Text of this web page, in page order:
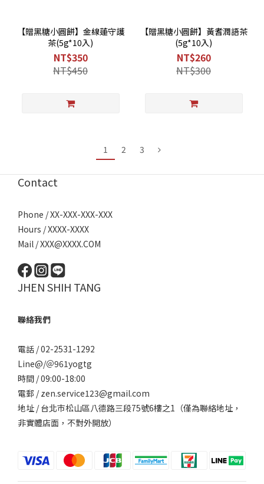
【贈黑糖小圓餅】金線蓮守護
茶(5g*10入)
NT$350
NT$450
【贈黑糖小圓餅】黃耆潤語茶
(5g*10入)
NT$260
NT$300
1 2 3
Contact
Phone / XX-XXX-XXX-XXX
Hours / XXXX-XXXX
Mail / XXX@XXXX.COM
JHEN SHIH TANG
聯絡我們
電話 / 02-2531-1292
Line@/＠961yogtg
時間 / 09:00-18:00
電郵 / zen.service123@gmail.com
地址 / 台北巿松山區八德路三段75號6樓之1（僅為聯絡地址，
非實體店面，不對外開放）